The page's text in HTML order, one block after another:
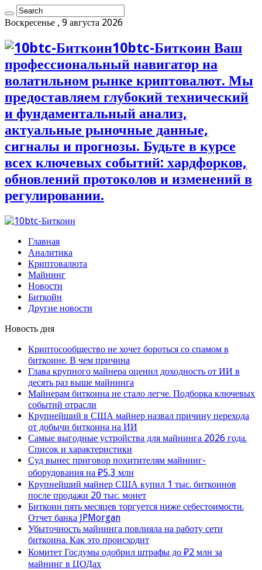
Воскресенье , 9 августа 2026
10btc-Биткоин Ваш
профессиональный навигатор на
волатильном рынке криптовалют. Мы
предоставляем глубокий технический
и фундаментальный анализ,
актуальные рыночные данные,
сигналы и прогнозы. Будьте в курсе
всех ключевых событий: хардфорков,
обновлений протоколов и изменений в
регулировании.
Главная
Аналитика
Криптовалюта
Майнинг
Новости
Биткойн
Другие новости
Новость дня
Криптосообщество не хочет бороться со спамом в
биткоине. В чем причина
Глава крупного майнера оценил доходность от ИИ в
десять раз выше майнинга
Майнерам биткоина не стало легче. Подборка ключевых
событий отрасли
Крупнейший в США майнер назвал причину перехода
от добычи биткоина на ИИ
Самые выгодные устройства для майнинга 2026 года.
Список и характеристики
Суд вынес приговор похитителям майнинг-
оборудования на ₽5,3 млн
Крупнейший майнер США купил 1 тыс. биткоинов
после продажи 20 тыс. монет
Биткоин пять месяцев торгуется ниже себестоимости.
Отчет банка JPMorgan
Убыточность майнинга повлияла на работу сети
биткоина. Как это происходит
Комитет Госдумы одобрил штрафы до ₽2 млн за
майнинг в ЦОДах